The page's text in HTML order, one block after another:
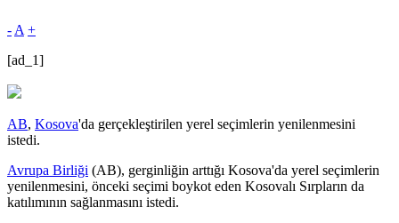
- A +
[ad_1]
AB, Kosova'da gerçekleştirilen yerel seçimlerin yenilenmesini
istedi.
Avrupa Birliği (AB), gerginliğin arttığı Kosova'da yerel seçimlerin
yenilenmesini, önceki seçimi boykot eden Kosovalı Sırpların da
katılımının sağlanmasını istedi.